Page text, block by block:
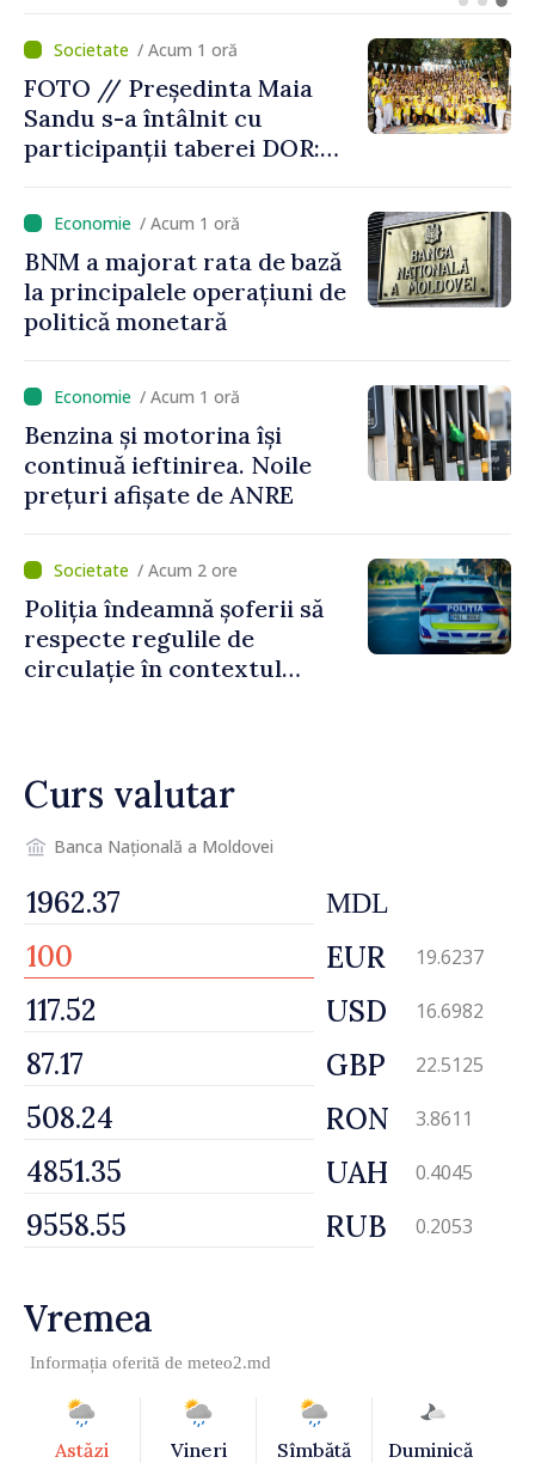
/ Acum 1 oră
FOTO // Președinta Maia
Sandu s-a întâlnit cu
participanții taberei DOR:
noastră rămâne puternică”
/ Acum 1 oră
BNM a majorat rata de bază
la principalele operațiuni de
politică monetară
/ Acum 1 oră
Benzina și motorina își
continuă ieftinirea. Noile
prețuri afișate de ANRE
/ Acum 2 ore
Poliția îndeamnă șoferii să
respecte regulile de
circulație în contextul
Curs valutar
Banca Națională a Moldovei
MDL
EUR 19.6237
USD 16.6982
GBP 22.5125
RON 3.8611
UAH 0.4045
RUB 0.2053
Vremea
Informația oferită de meteo2.md
Astăzi Vineri Sîmbătă Duminică